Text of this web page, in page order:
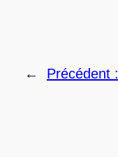
← Précédent :